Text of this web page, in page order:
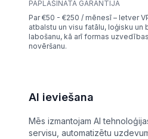
PAPLAŠINĀTA GARANTIJA
Par €50 - €250 / mēnesī – Ietver
atbalstu un visu fatālu, loģisku un
labošanu, kā arī formas
novēršanu.
AI ieviešana
Mēs izmantojam AI
servisu, automatizētu